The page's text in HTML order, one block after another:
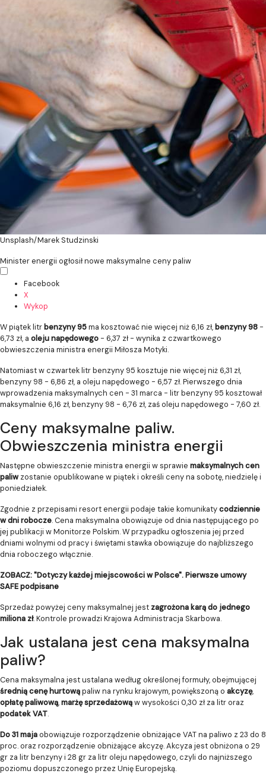
Unsplash/Marek Studzinski
Minister energii ogłosił nowe maksymalne ceny paliw
Facebook
X
Wykop
W piątek litrbenzyny 95ma kosztować nie więcej niż 6,16 zł,benzyny 98 -
6,73 zł, a oleju napędowego - 6,37 zł - wynika z czwartkowego
obwieszczenia ministra energii Miłosza Motyki.
Natomiast w czwartek litr benzyny 95 kosztuje nie więcej niż 6,31 zł,
benzyny 98 - 6,86 zł, a oleju napędowego - 6,57 zł. Pierwszego dnia
wprowadzenia maksymalnych cen - 31 marca - litr benzyny 95 kosztował
maksymalnie 6,16 zł, benzyny 98 - 6,76 zł, zaś oleju napędowego - 7,60 zł.
Ceny maksymalne paliw.
Obwieszczenia ministra energii
Następne obwieszczenie ministra energii w sprawie maksymalnych cen
paliwzostanie opublikowane w piątek i określi ceny na sobotę, niedzielę i
poniedziałek.
Zgodnie z przepisami resort energii podaje takie komunikatycodziennie
w dni robocze. Cena maksymalna obowiązuje od dnia następującego po
jej publikacji w Monitorze Polskim. W przypadku ogłoszenia jej przed
dniami wolnymi od pracy i świętami stawka obowiązuje do najbliższego
dnia roboczego włącznie.
ZOBACZ: "Dotyczy każdej miejscowości w Polsce". Pierwsze umowy
SAFE podpisane
Sprzedaż powyżej ceny maksymalnej jest zagrożona karą do jednego
miliona zł. Kontrole prowadzi Krajowa Administracja Skarbowa.
Jak ustalana jest cena maksymalna
paliw?
Cena maksymalna jest ustalana według określonej formuły, obejmującej
średnią cenę hurtowąpaliw na rynku krajowym, powiększoną o akcyzę,
opłatę paliwową,marżę sprzedażowąw wysokości 0,30 zł za litr oraz
podatek VAT.
Do 31 majaobowiązuje rozporządzenie obniżające VAT na paliwo z 23 do 8
proc. oraz rozporządzenie obniżające akcyzę. Akcyza jest obniżona o 29
gr za litr benzyny i 28 gr za litr oleju napędowego, czyli do najniższego
poziomu dopuszczonego przez Unię Europejską.